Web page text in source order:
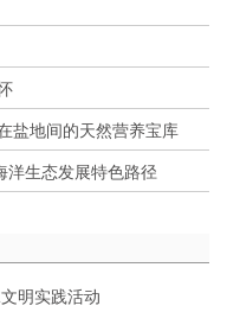
盐地间的天然营养宝库
洋生态发展特色路径
明实践活动